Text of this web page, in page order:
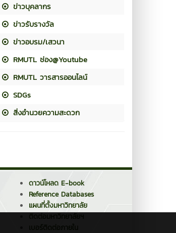
ข่าวบุคลากร
ข่าวรับรางวัล
ข่าวอบรม/เสวนา
RMUTL ช่อง@Youtube
RMUTL วารสารออนไลน์
SDGs
สิ่งอำนวยความสะดวก
ดาวน์โหลด E-book
Reference Databases
แผนที่ตั้งมหาวิทยาลัย
ติดต่อมหาวิทยาลัยฯ
เบอร์ติดต่อภายใน